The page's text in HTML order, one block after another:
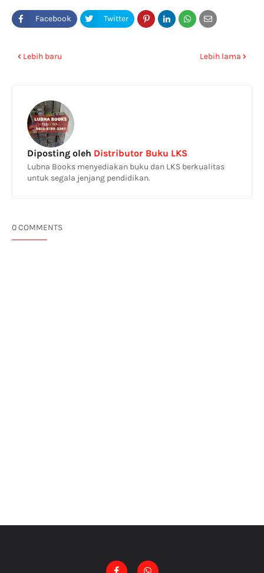
Lebih baru Lebih lama
Diposting oleh Distributor Buku LKS
Lubna Books menyediakan buku dan LKS berkualitas
untuk segala jenjang pendidikan.
0 COMMENTS